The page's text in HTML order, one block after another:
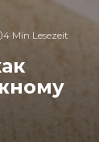
4 Min Lesezeit